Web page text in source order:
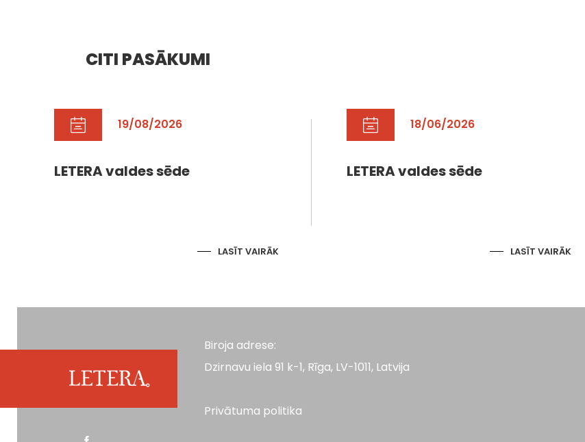
CITI PASĀKUMI
19/08/2026
LETERA valdes sēde
LASĪT VAIRĀK
18/06/2026
LETERA valdes sēde
LASĪT VAIRĀK
Biroja adrese:
Dzirnavu iela 91 k-1, Rīga, LV-1011, Latvija
Privātuma politika